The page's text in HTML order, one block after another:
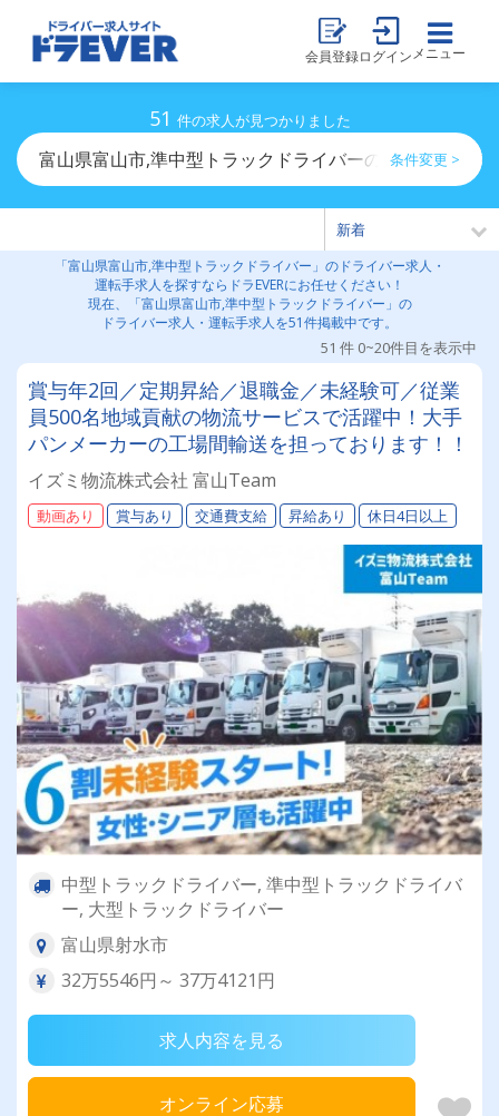
会員登録ログイン メニュー
51 件の求人が見つかりました
富山県富山市,準中型トラックドライバーのドライバー求
条件変更 >
「富山県富山市,準中型トラックドライバー」のドライバー求人・
運転手求人を探すならドラEVERにお任せください！
現在、「富山県富山市,準中型トラックドライバー」の
ドライバー求人・運転手求人を51件掲載中です。
51 件 0~20件目を表示中
賞与年2回／定期昇給／退職金／未経験可／従業
員500名地域貢献の物流サービスで活躍中！大手
パンメーカーの工場間輸送を担っております！！
イズミ物流株式会社 富山Team
動画あり 賞与あり 交通費支給 昇給あり 休日4日以上
中型トラックドライバー, 準中型トラックドライバ
ー, 大型トラックドライバー
富山県射水市
32万5546円～ 37万4121円
求人内容を見る
オンライン応募